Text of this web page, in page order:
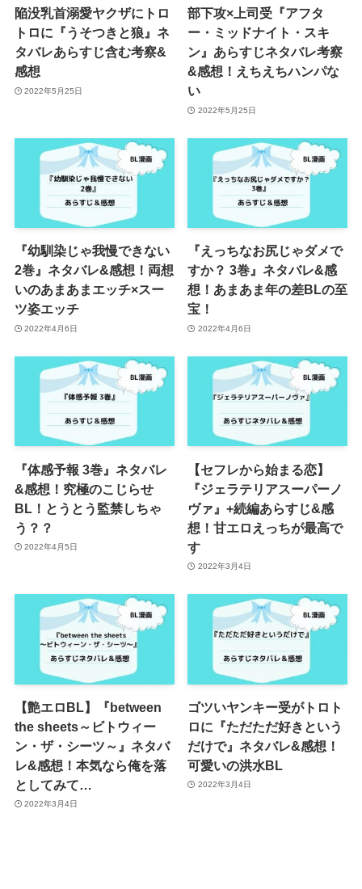
陥没乳首溺愛ヤクザにトロ
トロに『うそつきと狼』ネ
タバレあらすじ含む考察&
感想
2022年5月25日
部下攻×上司受『アフタ
ー・ミッドナイト・スキ
ン』あらすじネタバレ考察
&感想！えちえちハンパな
い
2022年5月25日
『幼馴染じゃ我慢できない
2巻』ネタバレ&感想！両想
いのあまあまエッチ×スー
ツ姿エッチ
2022年4月6日
『えっちなお尻じゃダメで
すか？ 3巻』ネタバレ&感
想！あまあま年の差BLの至
宝！
2022年4月6日
『体感予報 3巻』ネタバレ
&感想！究極のこじらせ
BL！とうとう監禁しちゃ
う？？
2022年4月5日
【セフレから始まる恋】
『ジェラテリアスーパーノ
ヴァ』+続編あらすじ&感
想！甘エロえっちが最高で
す
2022年3月4日
【艶エロBL】『between
the sheets～ビトウィー
ン・ザ・シーツ～』ネタバ
レ&感想！本気なら俺を落
としてみて…
2022年3月4日
ゴツいヤンキー受がトロト
ロに『ただただ好きという
だけで』ネタバレ&感想！
可愛いの洪水BL
2022年3月4日